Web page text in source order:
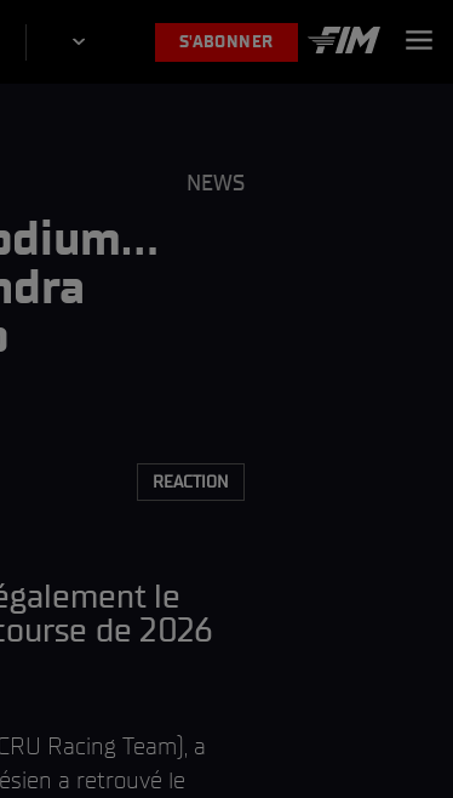
S'ABONNER
NEWS
REACTION
le
de 2026
Racing Team), a
a retrouvé le